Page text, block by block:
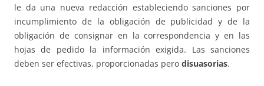
le da una nueva redacción estableciendo sanciones por
incumplimiento de la obligación de publicidad y de la
obligación de consignar en la correspondencia y en las
hojas de pedido la información exigida. Las sanciones
deben ser efectivas, proporcionadas pero disuasorias.